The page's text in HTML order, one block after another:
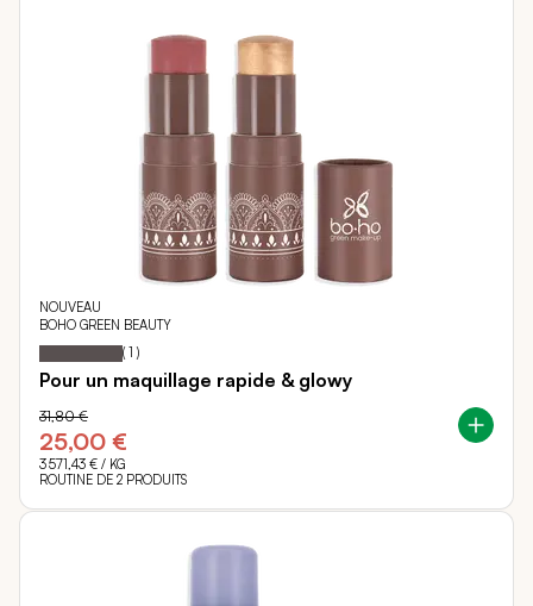
NOUVEAU
BOHO GREEN BEAUTY
Notation: 100
% of
( 1 )
Pour un maquillage rapide & glowy
25,00 €
31,80 €
3 571,43 € / KG
ROUTINE DE 2 PRODUITS